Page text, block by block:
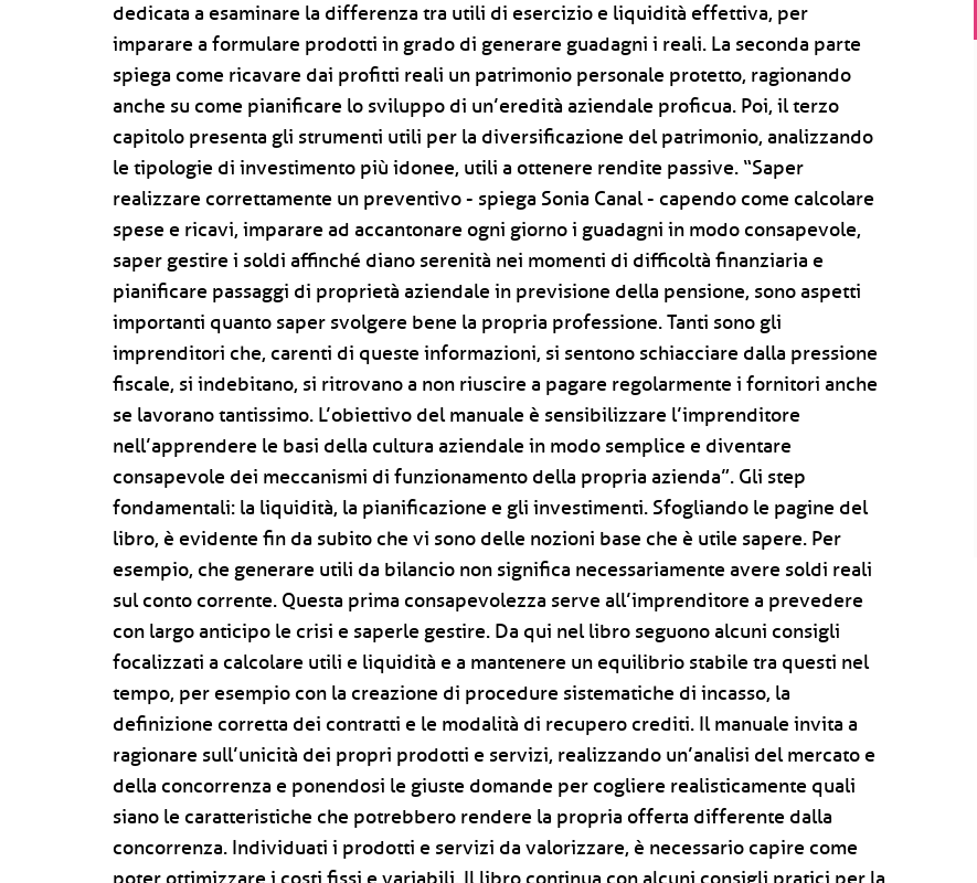
dedicata a esaminare la differenza tra utili di esercizio e liquidità effettiva, per
imparare a formulare prodotti in grado di generare guadagni i reali. La seconda parte
spiega come ricavare dai profitti reali un patrimonio personale protetto, ragionando
anche su come pianificare lo sviluppo di un’eredità aziendale proficua. Poi, il terzo
capitolo presenta gli strumenti utili per la diversificazione del patrimonio, analizzando
le tipologie di investimento più idonee, utili a ottenere rendite passive. “Saper
realizzare correttamente un preventivo - spiega Sonia Canal - capendo come calcolare
spese e ricavi, imparare ad accantonare ogni giorno i guadagni in modo consapevole,
saper gestire i soldi affinché diano serenità nei momenti di difficoltà finanziaria e
pianificare passaggi di proprietà aziendale in previsione della pensione, sono aspetti
importanti quanto saper svolgere bene la propria professione. Tanti sono gli
imprenditori che, carenti di queste informazioni, si sentono schiacciare dalla pressione
fiscale, si indebitano, si ritrovano a non riuscire a pagare regolarmente i fornitori anche
se lavorano tantissimo. L’obiettivo del manuale è sensibilizzare l’imprenditore
nell’apprendere le basi della cultura aziendale in modo semplice e diventare
consapevole dei meccanismi di funzionamento della propria azienda”. Gli step
fondamentali: la liquidità, la pianificazione e gli investimenti. Sfogliando le pagine del
libro, è evidente fin da subito che vi sono delle nozioni base che è utile sapere. Per
esempio, che generare utili da bilancio non significa necessariamente avere soldi reali
sul conto corrente. Questa prima consapevolezza serve all’imprenditore a prevedere
con largo anticipo le crisi e saperle gestire. Da qui nel libro seguono alcuni consigli
focalizzati a calcolare utili e liquidità e a mantenere un equilibrio stabile tra questi nel
tempo, per esempio con la creazione di procedure sistematiche di incasso, la
definizione corretta dei contratti e le modalità di recupero crediti. Il manuale invita a
ragionare sull’unicità dei propri prodotti e servizi, realizzando un’analisi del mercato e
della concorrenza e ponendosi le giuste domande per cogliere realisticamente quali
siano le caratteristiche che potrebbero rendere la propria offerta differente dalla
concorrenza. Individuati i prodotti e servizi da valorizzare, è necessario capire come